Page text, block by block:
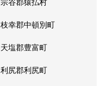
枝幸郡中頓別町
天塩郡豊富町
利尻郡利尻町